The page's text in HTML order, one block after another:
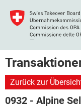
Zurück zur
0932 - Alpine